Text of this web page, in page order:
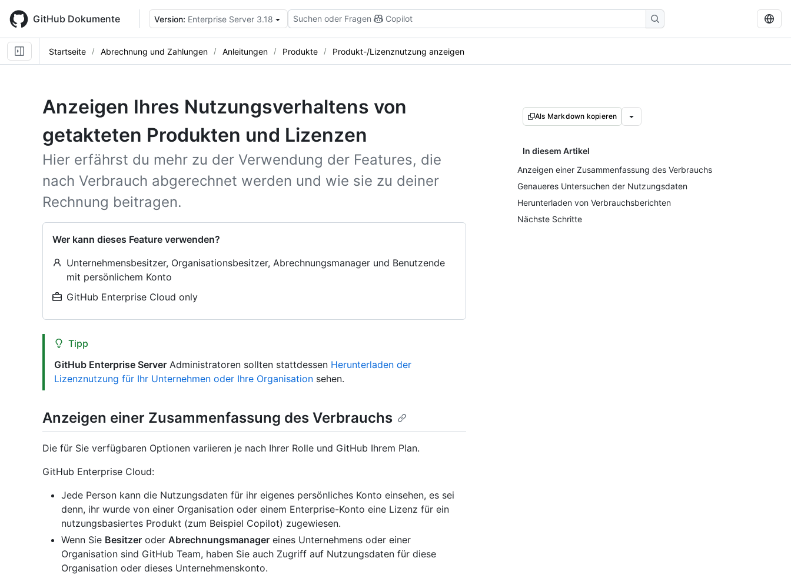
main
content
GitHub Dokumente Version: Enterprise Server 3.18 Suchen oder Fragen Copilot
Startseite Abrechnung und Zahlungen Anleitungen Produkte Produkt-/Lizenznutzung anzeigen
Anzeigen Ihres Nutzungsverhaltens von
getakteten Produkten und Lizenzen
Hier erfährst du mehr zu der Verwendung der Features, die
nach Verbrauch abgerechnet werden und wie sie zu deiner
Rechnung beitragen.
Wer kann dieses Feature verwenden?
Unternehmensbesitzer, Organisationsbesitzer, Abrechnungsmanager und Benutzende
mit persönlichem Konto
GitHub Enterprise Cloud only
Als Markdown kopieren
In diesem Artikel
Anzeigen einer Zusammenfassung des Verbrauchs
Genaueres Untersuchen der Nutzungsdaten
Herunterladen von Verbrauchsberichten
Nächste Schritte
Tipp
GitHub Enterprise Server Administratoren sollten stattdessen Herunterladen der
Lizenznutzung für Ihr Unternehmen oder Ihre Organisation sehen.
Anzeigen einer Zusammenfassung des Verbrauchs
Die für Sie verfügbaren Optionen variieren je nach Ihrer Rolle und GitHub Ihrem Plan.
GitHub Enterprise Cloud:
Jede Person kann die Nutzungsdaten für ihr eigenes persönliches Konto einsehen, es sei
denn, ihr wurde von einer Organisation oder einem Enterprise-Konto eine Lizenz für ein
nutzungsbasiertes Produkt (zum Beispiel Copilot) zugewiesen.
Wenn Sie Besitzer oder Abrechnungsmanager eines Unternehmens oder einer
Organisation sind GitHub Team, haben Sie auch Zugriff auf Nutzungsdaten für diese
Organisation oder dieses Unternehmenskonto.